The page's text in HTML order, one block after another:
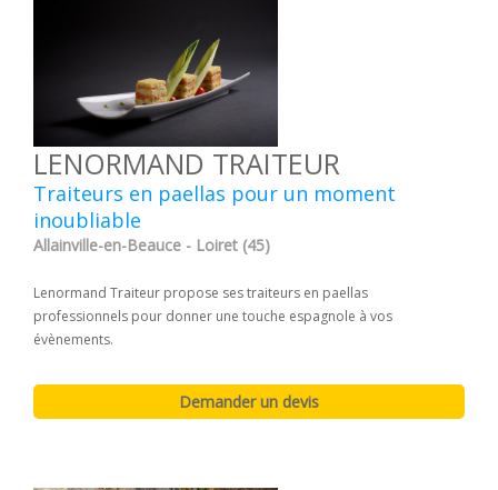
LENORMAND TRAITEUR
Traiteurs en paellas pour un moment
inoubliable
Allainville-en-Beauce - Loiret (45)
Lenormand Traiteur propose ses traiteurs en paellas
professionnels pour donner une touche espagnole à vos
évènements.